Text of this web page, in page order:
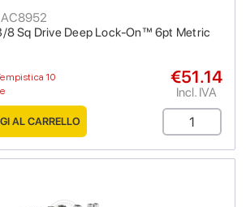
8 Sq Drive Deep Lock-On™ 6pt Metric
10
€51.14
Incl. IVA
AL CARRELLO